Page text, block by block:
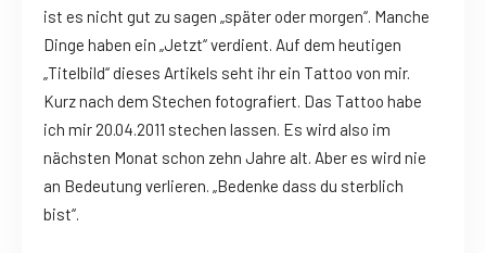
ist es nicht gut zu sagen „später oder morgen“. Manche
Dinge haben ein „Jetzt“ verdient. Auf dem heutigen
„Titelbild“ dieses Artikels seht ihr ein Tattoo von mir.
Kurz nach dem Stechen fotografiert. Das Tattoo habe
ich mir 20.04.2011 stechen lassen. Es wird also im
nächsten Monat schon zehn Jahre alt. Aber es wird nie
an Bedeutung verlieren. „Bedenke dass du sterblich
bist“.